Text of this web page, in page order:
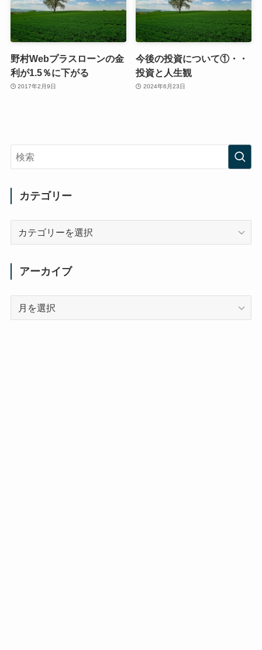
野村Webプラスローンの金
利が1.5％に下がる
2017年2月9日
今後の投資について①・・
投資と人生観
2024年6月23日
カテゴリー
アーカイブ